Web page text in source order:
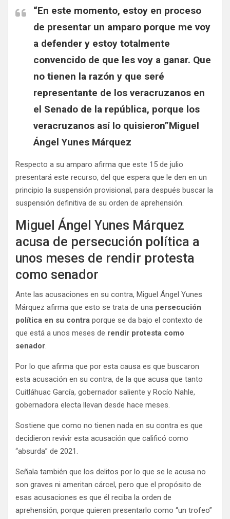
“En este momento, estoy en proceso
de presentar un amparo porque me voy
a defender y estoy totalmente
convencido de que les voy a ganar. Que
no tienen la razón y que seré
representante de los veracruzanos en
el Senado de la república, porque los
veracruzanos así lo quisieron”Miguel
Ángel Yunes Márquez
Respecto a su amparo afirma que este 15 de julio
presentará este recurso, del que espera que le den en un
principio la suspensión provisional, para después buscar la
suspensión definitiva de su orden de aprehensión.
Miguel Ángel Yunes Márquez
acusa de persecución política a
unos meses de rendir protesta
como senador
Ante las acusaciones en su contra, Miguel Ángel Yunes
Márquez afirma que esto se trata de una persecución
política en su contra porque se da bajo el contexto de
que está a unos meses de rendir protesta como
senador.
Por lo que afirma que por esta causa es que buscaron
esta acusación en su contra, de la que acusa que tanto
Cuitláhuac García, gobernador saliente y Rocío Nahle,
gobernadora electa llevan desde hace meses.
Sostiene que como no tienen nada en su contra es que
decidieron revivir esta acusación que calificó como
“absurda” de 2021.
Señala también que los delitos por lo que se le acusa no
son graves ni ameritan cárcel, pero que el propósito de
esas acusaciones es que él reciba la orden de
aprehensión, porque quieren presentarlo como “un trofeo”